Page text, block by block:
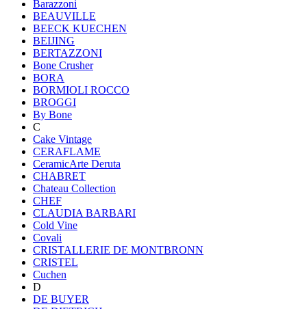
Barazzoni
BEAUVILLE
BEECK KUECHEN
BEIJING
BERTAZZONI
Bone Crusher
BORA
BORMIOLI ROCCO
BROGGI
By Bone
C
Cake Vintage
CERAFLAME
CeramicArte Deruta
CHABRET
Chateau Collection
CHEF
CLAUDIA BARBARI
Cold Vine
Covali
CRISTALLERIE DE MONTBRONN
CRISTEL
Cuchen
D
DE BUYER